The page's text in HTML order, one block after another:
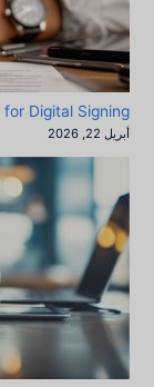
Digital Signing
أبريل 22, 2026